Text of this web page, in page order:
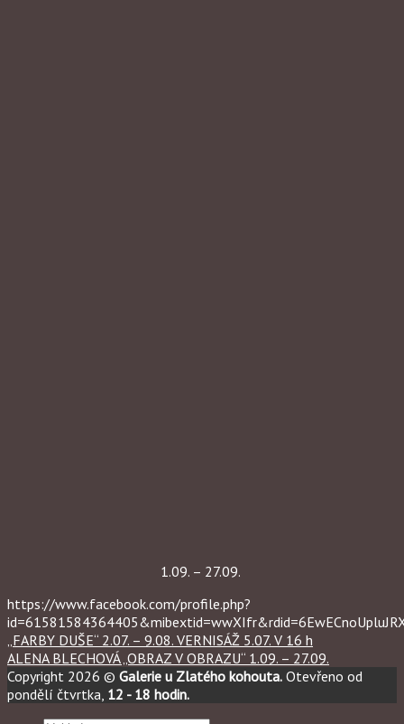
1.09. – 27.09.
https://www.facebook.com/profile.php?
„FARBY DUŠE“ 2.07. – 9.08. VERNISÁŽ 5.07. V 16 h
ALENA BLECHOVÁ „OBRAZ V OBRAZU“ 1.09. – 27.09.
Copyright 2026 © Galerie u Zlatého kohouta. Otevřeno od
pondělí čtvrtka, 12 - 18 hodin.